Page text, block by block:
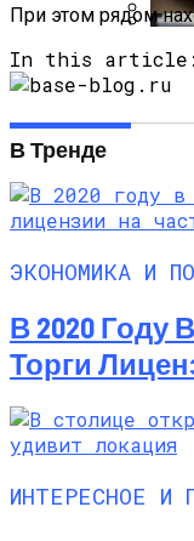
При этом рядом
In this article:
В Тренде
ЭКОНОМИКА И
В 2020 Году
Торги
ИНТЕРЕСНОЕ И